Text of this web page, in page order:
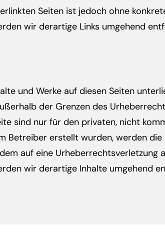
Seiten ist jedoch ohne
wir derartige Links umgehend
und Werke auf diesen Seiten
der Grenzen des
sind nur für den privaten, nicht
Betreiber erstellt wurden, werden
auf eine
wir derartige Inhalte umgehend